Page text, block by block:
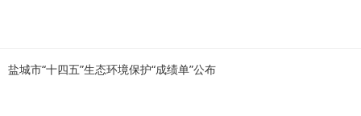
盐城市“十四五”生态环境保护“成绩单”公布